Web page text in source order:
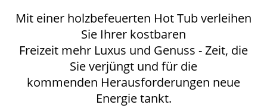
Mit einer holzbefeuerten Hot Tub verleihen
Sie Ihrer kostbaren
Freizeit mehr Luxus und Genuss - Zeit, die
Sie verjüngt und für die
kommenden Herausforderungen neue
Energie tankt.